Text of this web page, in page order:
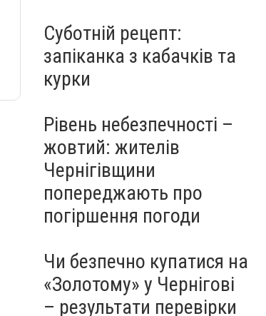
Суботній рецепт:
запіканка з кабачків та
курки
Рівень небезпечності –
жовтий: жителів
Чернігівщини
попереджають про
погіршення погоди
Чи безпечно купатися на
«Золотому» у Чернігові
– результати перевірки